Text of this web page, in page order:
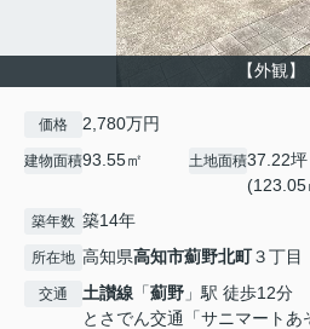
【外観】
価格 2,780万円
建物面積93.55㎡ 土地面積37.22坪
(123.05
築年数 築14年
所在地 高知県高知市薊野北町３丁目
交通 土讃線 「薊野 」駅 徒歩12分
とさでん交通「サニマート